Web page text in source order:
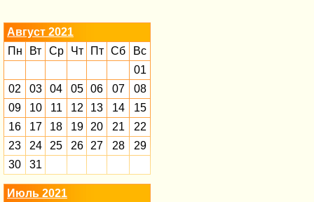
Август 2021
Пн
Вт Ср Чт Пт Сб
Вс
01
02
03 04 05 06 07
08
09
10 11 12 13 14
15
16
17 18 19 20 21
22
23
24 25 26 27 28
29
30
31
Июль 2021